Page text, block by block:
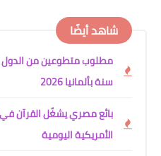
شاهد أيضًا
مطلوب متطوعين من الدول
سنة بألمانيا 2026
بائع مصري يشغّل القرآن في
الأمريكية اليومية